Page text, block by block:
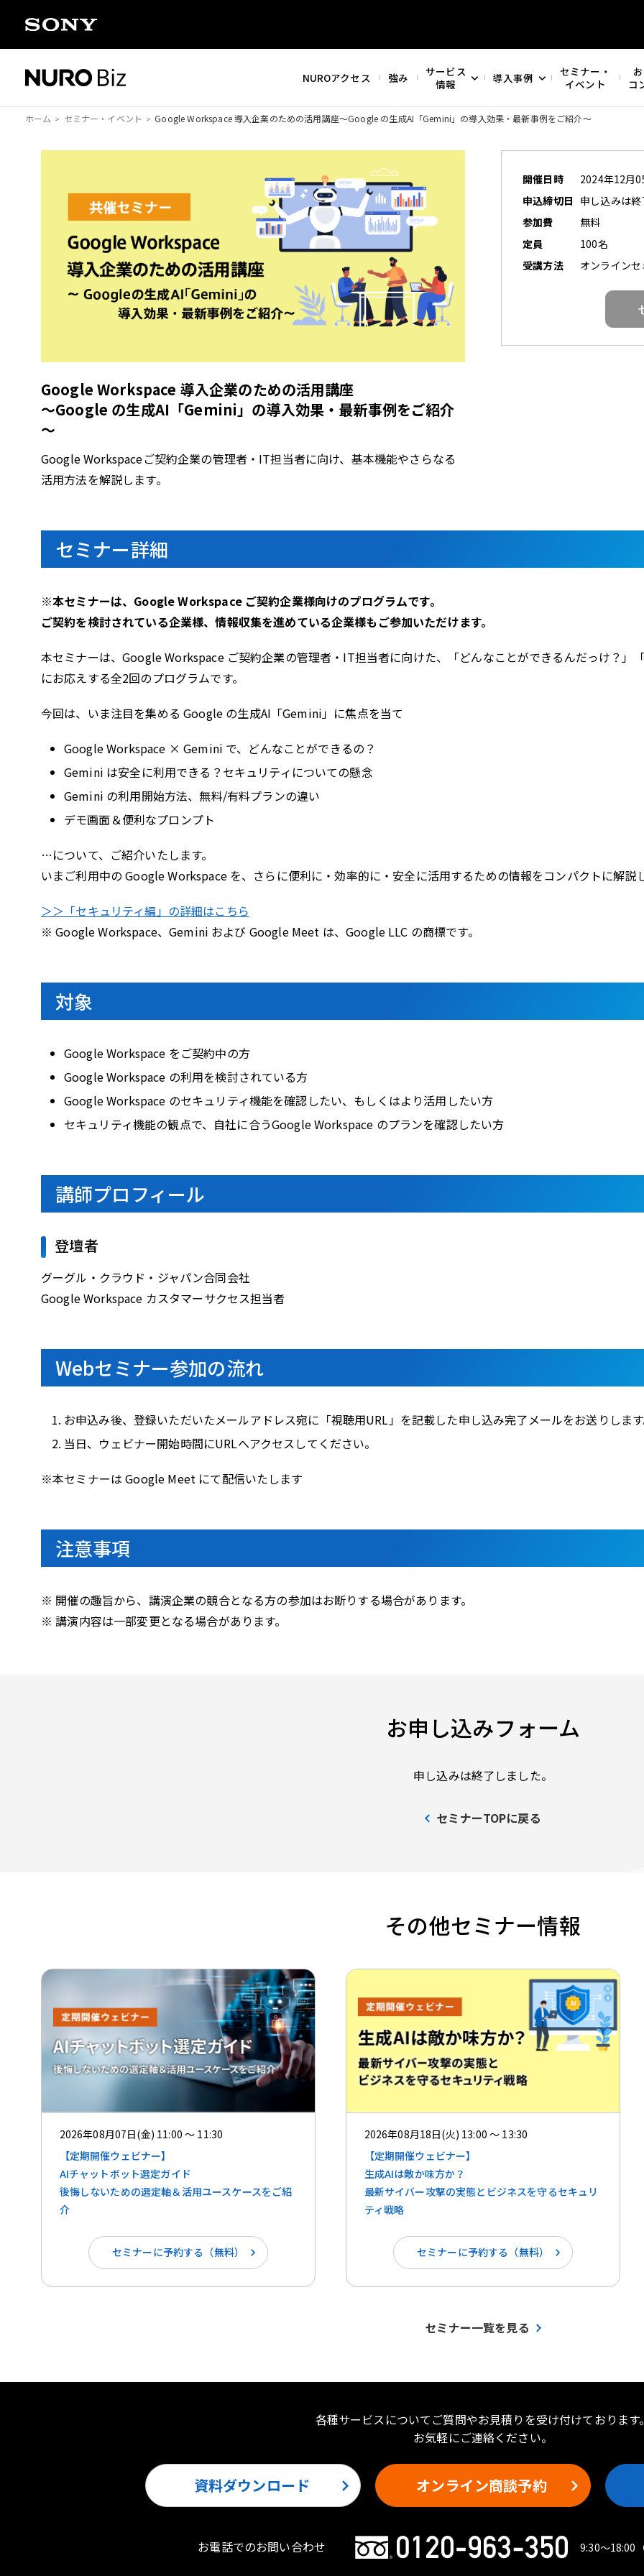
NUROアクセス 強み
サービス
情報
導入事例
セミナー・
イベント
コ
ホーム セミナー・イベント Google Workspace 導入企業のための活用講座～Google の生成AI「Gemini」の導入効果・最新事例をご紹介～
Google Workspace 導入企業のための活用講座
～Google の生成AI「Gemini」の導入効果・最新事例をご紹介
～
Google Workspaceご契約企業の管理者・IT担当者に向け、基本機能やさらなる
活用方法を解説します。
開催日時
2024年12月
申込締切日 申し込みは
参加費
無料
定員
100名
受講方法
オンライン
セミナー詳細
※本セミナーは、Google Workspace ご契約企業様向けのプログラムです。
ご契約を検討されている企業様、情報収集を進めている企業様もご参加いただけます。
本セミナーは、Google Workspace ご契約企業の管理者・IT担当者に向けた、「どんなことができるんだっけ？」
にお応えする全2回のプログラムです。
今回は、いま注目を集める Google の生成AI「Gemini」に焦点を当て
Google Workspace × Gemini で、どんなことができるの？
Gemini は安全に利用できる？セキュリティについての懸念
Gemini の利用開始方法、無料/有料プランの違い
デモ画面＆便利なプロンプト
…について、ご紹介いたします。
いまご利用中の Google Workspace を、さらに便利に・効率的に・安全に活用するための情報をコンパクトに解説
＞＞「セキュリティ編」の詳細はこちら
※ Google Workspace、Gemini および Google Meet は、Google LLC の商標です。
対象
Google Workspace をご契約中の方
Google Workspace の利用を検討されている方
Google Workspace のセキュリティ機能を確認したい、もしくはより活用したい方
セキュリティ機能の観点で、自社に合うGoogle Workspace のプランを確認したい方
講師プロフィール
登壇者
グーグル・クラウド・ジャパン合同会社
Google Workspace カスタマーサクセス担当者
Webセミナー参加の流れ
お申込み後、登録いただいたメールアドレス宛に「視聴用URL」を記載した申し込み完了メールをお送りしま
当日、ウェビナー開始時間にURLへアクセスしてください。
※本セミナーは Google Meet にて配信いたします
注意事項
※ 開催の趣旨から、講演企業の競合となる方の参加はお断りする場合があります。
※ 講演内容は一部変更となる場合があります。
お申し込みフォーム
申し込みは終了しました。
セミナーTOPに戻る
その他セミナー情報
2026年08月07日(金) 11:00 ～ 11:30
【定期開催ウェビナー】
AIチャットボット選定ガイド
後悔しないための選定軸＆活用ユースケースをご紹
介
セミナーに予約する（無料）
2026年08月18日(火) 13:00 ～ 13:30
【定期開催ウェビナー】
生成AIは敵か味方か？ ​​
最新サイバー攻撃の実態とビジネスを守るセキュリ
ティ戦略
セミナーに予約する（無料）
セミナー一覧を見る
各種サービスについてご質問やお見積りを受け付けております
お気軽にご連絡ください。
資料ダウンロード オンライン商談予約
お電話でのお問い合わせ 9:30〜18:00